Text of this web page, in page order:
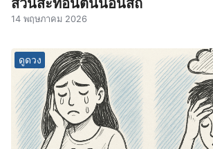
ส่วนสะท้อนตนนอนสถ
14 พฤษภาคม 2026
ดูดวง